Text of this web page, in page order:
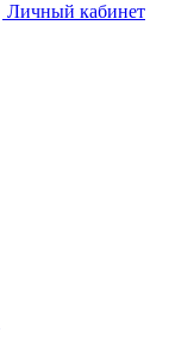
Личный кабинет